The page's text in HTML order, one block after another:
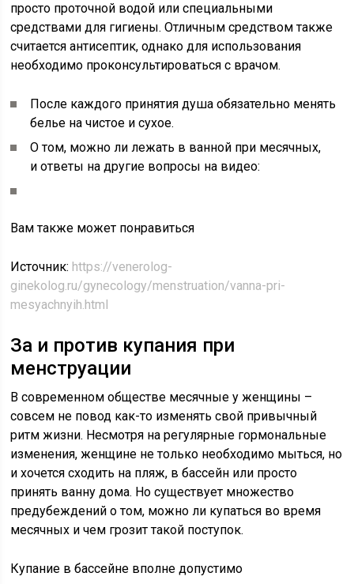
просто проточной водой или специальными
средствами для гигиены. Отличным средством также
считается антисептик, однако для использования
необходимо проконсультироваться с врачом.
После каждого принятия душа обязательно менять
белье на чистое и сухое.
О том, можно ли лежать в ванной при месячных,
и ответы на другие вопросы на видео:
Вам также может понравиться
Источник: https://venerolog-
ginekolog.ru/gynecology/menstruation/vanna-pri-
mesyachnyih.html
За и против купания при
менструации
В современном обществе месячные у женщины –
совсем не повод как-то изменять свой привычный
ритм жизни. Несмотря на регулярные гормональные
изменения, женщине не только необходимо мыться, но
и хочется сходить на пляж, в бассейн или просто
принять ванну дома. Но существует множество
предубеждений о том, можно ли купаться во время
месячных и чем грозит такой поступок.
Купание в бассейне вполне допустимо